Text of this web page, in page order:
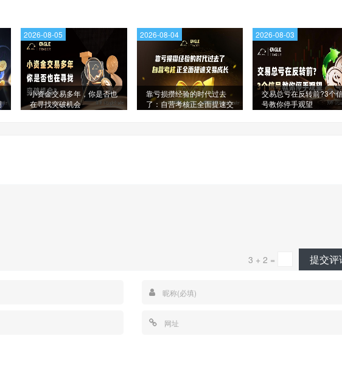
小资金交易多年，你是否也
在寻找突破机会
2026-08-05
靠亏损攒经验的时代过去
了：自营考核正全面提速交
2026-08-04
交易总亏在反转前?3个
号教你停手观望
2026-08-03
3 + 2 = 提交评